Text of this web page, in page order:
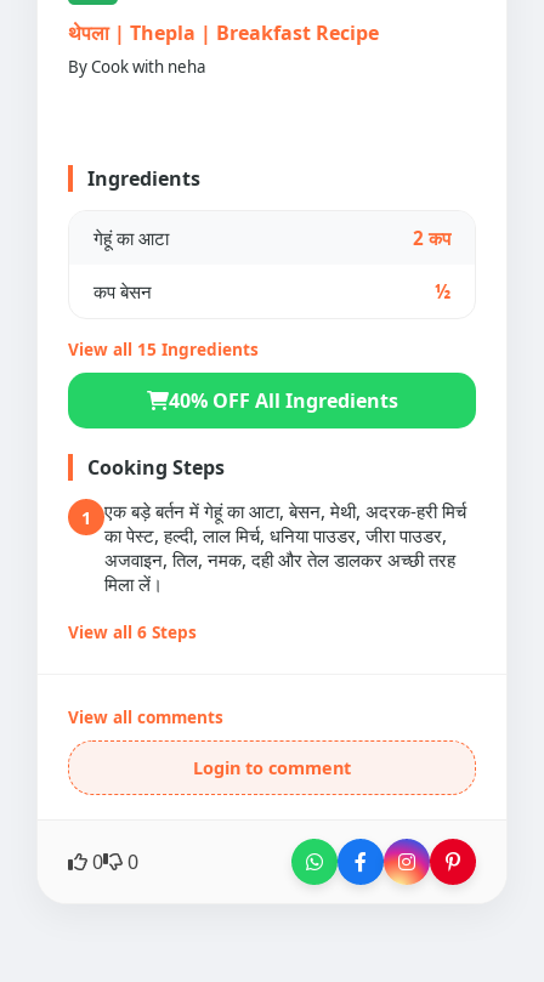
थेपला | Thepla | Breakfast Recipe
By Cook with neha
Ingredients
गेहूं का आटा 2 कप
कप बेसन ½
View all 15 Ingredients
40% OFF All Ingredients
Cooking Steps
1
एक बड़े बर्तन में गेहूं का आटा, बेसन, मेथी, अदरक-हरी मिर्च
का पेस्ट, हल्दी, लाल मिर्च, धनिया पाउडर, जीरा पाउडर,
अजवाइन, तिल, नमक, दही और तेल डालकर अच्छी तरह
मिला लें।
View all 6 Steps
View all comments
Login to comment
0 0